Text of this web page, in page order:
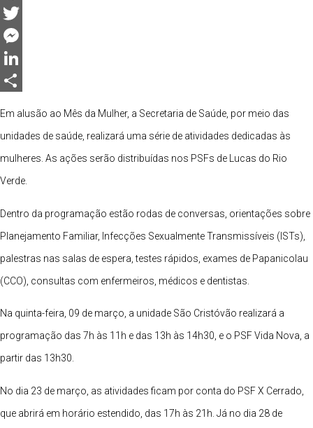
Facebook
Twitter
Messenger
LinkedIn
Em alusão ao Mês da Mulher, a Secretaria de Saúde, por meio das
unidades de saúde, realizará uma série de atividades dedicadas às
mulheres. As ações serão distribuídas nos PSFs de Lucas do Rio
Verde.
Dentro da programação estão rodas de conversas, orientações sobre
Planejamento Familiar, Infecções Sexualmente Transmissíveis (ISTs),
palestras nas salas de espera, testes rápidos, exames de Papanicolau
(CCO), consultas com enfermeiros, médicos e dentistas.
Na quinta-feira, 09 de março, a unidade São Cristóvão realizará a
programação das 7h às 11h e das 13h às 14h30, e o PSF Vida Nova, a
partir das 13h30.
No dia 23 de março, as atividades ficam por conta do PSF X Cerrado,
que abrirá em horário estendido, das 17h às 21h. Já no dia 28 de